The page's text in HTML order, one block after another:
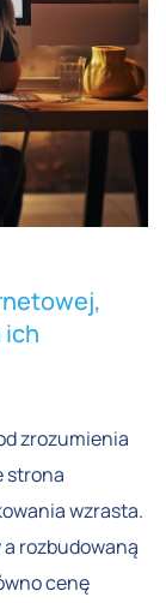
zrozumienia
strona
wzrasta.
rozbudowaną
cenę